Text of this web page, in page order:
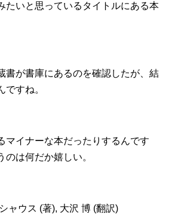
たいと思っているタイトルにある本
書が書庫にあるのを確認したが、結
すね。
マイナーな本だったりするんです
のは何だか嬉しい。
ャウス (著), 大沢 博 (翻訳)